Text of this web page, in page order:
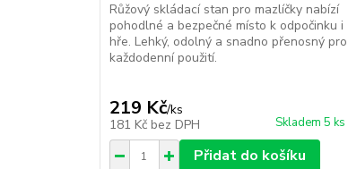
Růžový skládací stan pro mazlíčky nabízí
pohodlné a bezpečné místo k odpočinku i
hře. Lehký, odolný a snadno přenosný pro
každodenní použití.
219 Kč/ks
181 Kč bez DPH Skladem 5 ks
Přidat do košíku